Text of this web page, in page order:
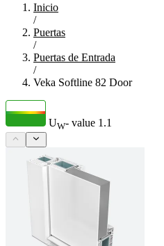
Inicio
/
Puertas
/
Puertas de Entrada
/
Veka Softline 82 Door
UW- value 1.1